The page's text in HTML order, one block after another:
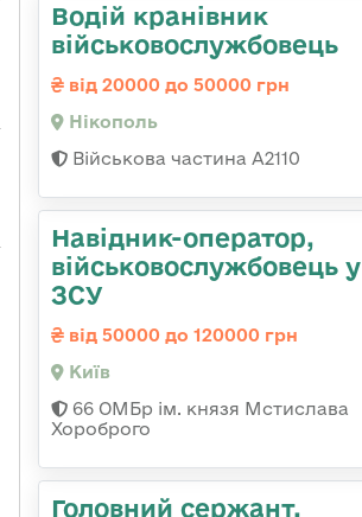
Водій кранівник
військовослужбовець
від 20000 до 50000 грн
Нікополь
Військова частина А2110
Навідник-оператор,
військовослужбовець у
ЗСУ
від 50000 до 120000 грн
Київ
66 ОМБр ім. князя Мстислава
Хороброго
Головний сержант,